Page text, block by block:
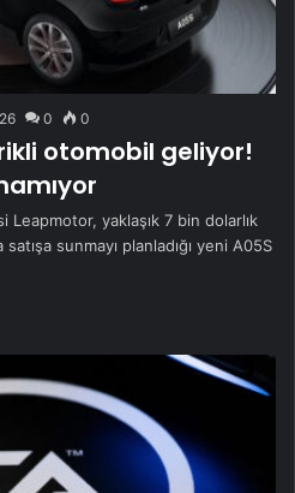
0 0
otomobil geliyor!
yaklaşık 7 bin dolarlık
sunmayı planladığı yeni A05S